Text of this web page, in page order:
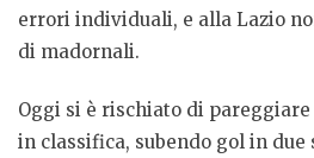
errori individuali, e alla Lazio
di madornali.
Oggi si è rischiato di
in classifica, subendo gol in